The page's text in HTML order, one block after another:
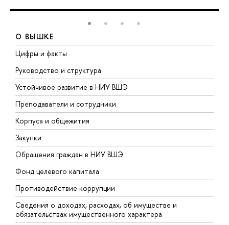
О ВЫШКЕ
Цифры и факты
Руководство и структура
Устойчивое развитие в НИУ ВШЭ
Преподаватели и сотрудники
Корпуса и общежития
Закупки
Обращения граждан в НИУ ВШЭ
Фонд целевого капитала
Противодействие коррупции
Сведения о доходах, расходах, об имуществе и
обязательствах имущественного характера